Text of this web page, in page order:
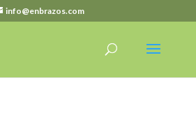
info@enbrazos.com